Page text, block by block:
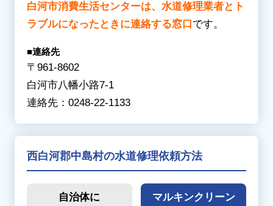
白河市消費生活センターは、水道修理業者とト
ラブルになったときに連絡する窓口です。
■連絡先
〒961-8602
白河市八幡小路7-1
連絡先：0248-22-1133
西白河郡中島村の水道修理依頼方法
自治体に
マルキンクリーン